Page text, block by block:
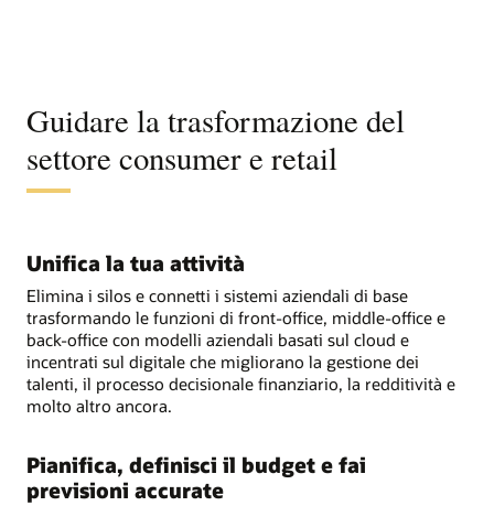
Guidare la trasformazione del
settore consumer e retail
Unifica la tua attività
Elimina i silos e connetti i sistemi aziendali di base
trasformando le funzioni di front-office, middle-office e
back-office con modelli aziendali basati sul cloud e
incentrati sul digitale che migliorano la gestione dei
talenti, il processo decisionale finanziario, la redditività e
molto altro ancora.
Pianifica, definisci il budget e fai
previsioni accurate